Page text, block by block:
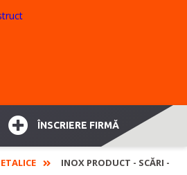
ÎNSCRIERE FIRMĂ
INOX PRODUCT - SCĂRI -